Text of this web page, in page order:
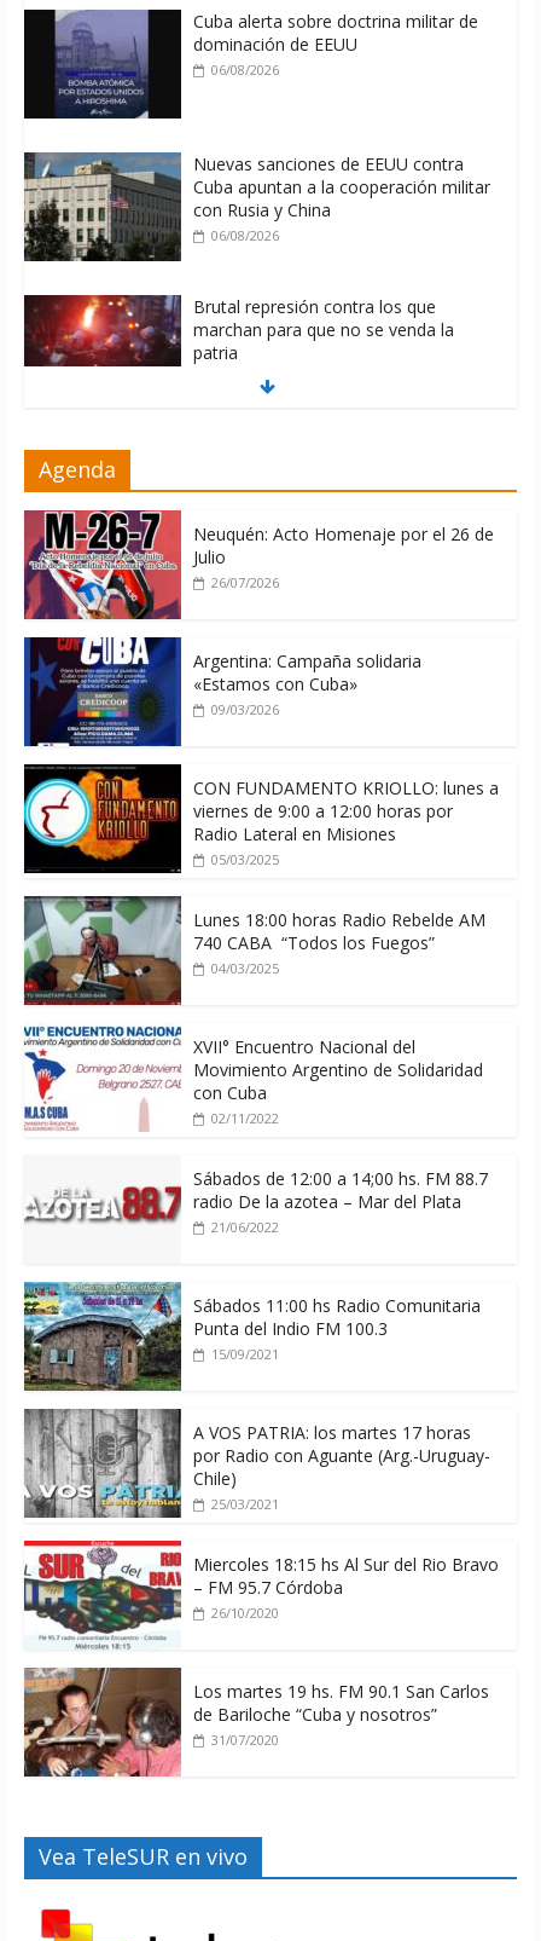
Cuba alerta sobre doctrina militar de
dominación de EEUU
06/08/2026
Nuevas sanciones de EEUU contra
Cuba apuntan a la cooperación militar
con Rusia y China
06/08/2026
Brutal represión contra los que
marchan para que no se venda la
patria
06/08/2026
06/08/2026
Agenda
Neuquén: Acto Homenaje por el 26 de
Julio
26/07/2026
Argentina: Campaña solidaria
«Estamos con Cuba»
09/03/2026
CON FUNDAMENTO KRIOLLO: lunes a
viernes de 9:00 a 12:00 horas por
Radio Lateral en Misiones
05/03/2025
Lunes 18:00 horas Radio Rebelde AM
740 CABA “Todos los Fuegos”
04/03/2025
XVII° Encuentro Nacional del
Movimiento Argentino de Solidaridad
con Cuba
02/11/2022
Sábados de 12:00 a 14;00 hs. FM 88.7
radio De la azotea – Mar del Plata
21/06/2022
Sábados 11:00 hs Radio Comunitaria
Punta del Indio FM 100.3
15/09/2021
A VOS PATRIA: los martes 17 horas
por Radio con Aguante (Arg.-Uruguay-
Chile)
25/03/2021
Miercoles 18:15 hs Al Sur del Rio Bravo
– FM 95.7 Córdoba
26/10/2020
Los martes 19 hs. FM 90.1 San Carlos
de Bariloche “Cuba y nosotros”
31/07/2020
Vea TeleSUR en vivo